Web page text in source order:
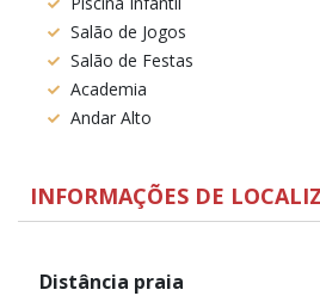
Salão de Jogos
Salão de Festas
Academia
Andar Alto
INFORMAÇÕES DE
Distância praia